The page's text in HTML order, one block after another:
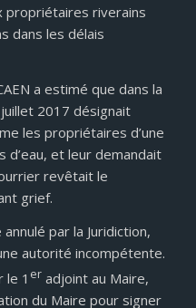
propriétaires riverains
dans les délais
a estimé que dans la
2017 désignait
les propriétaires d’une
d’eau, et leur demandait
revêtait le
grief.
par la Juridiction,
autorité incompétente.
le 1 eradjoint au Maire,
du Maire pour signer